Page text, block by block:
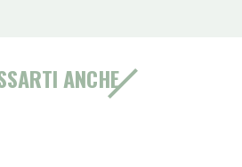
ANCHE